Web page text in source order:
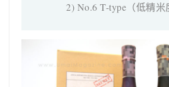
2) No.6 T-type（低精米